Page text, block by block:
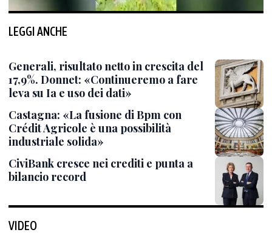
LEGGI ANCHE
Generali, risultato netto in crescita del
17,9%. Donnet: «Continueremo a fare
leva su Ia e uso dei dati»
Castagna: «La fusione di Bpm con
Crédit Agricole è una possibilità
industriale solida»
CiviBank cresce nei crediti e punta a
bilancio record
VIDEO